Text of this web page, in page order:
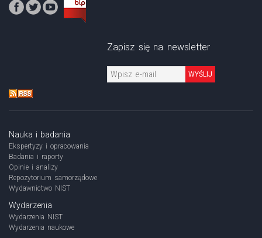
Zapisz się na newsletter
WYŚLIJ
Nauka i badania
Ekspertyzy i opracowania
Badania i raporty
Opinie i analizy
Repozytorium samorządowe
Wydawnictwo NIST
Wydarzenia
Wydarzenia NIST
Wydarzenia naukowe